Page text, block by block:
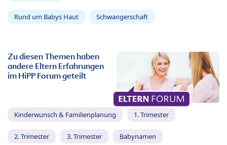
Rund um Babys Haut Schwangerschaft
Zu diesen Themen haben
andere Eltern Erfahrungen
im HiPP Forum geteilt
Kinderwunsch & Familienplanung 1. Trimester
2. Trimester 3. Trimester Babynamen